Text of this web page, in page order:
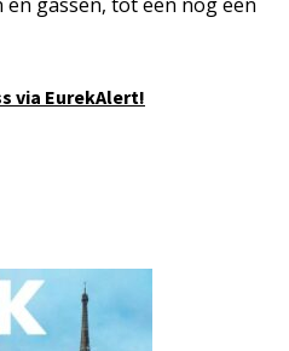
gassen, tot een nog een
via EurekAlert!